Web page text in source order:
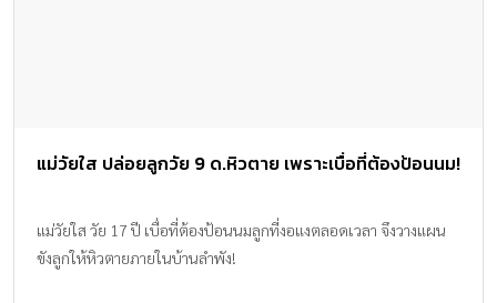
แม่วัยใส ปล่อยลูกวัย 9 ด.หิวตาย เพราะเบื่อที่ต้องป้อนนม!
แม่วัยใส วัย 17 ปี เบื่อที่ต้องป้อนนมลูกที่งอแงตลอดเวลา จึงวางแผน
ขังลูกให้หิวตายภายในบ้านลำพัง!